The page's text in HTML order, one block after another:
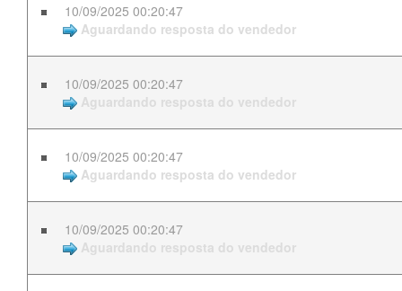
10/09/2025 00:20:47
Aguardando resposta do vendedor
10/09/2025 00:20:47
Aguardando resposta do vendedor
10/09/2025 00:20:47
Aguardando resposta do vendedor
10/09/2025 00:20:47
Aguardando resposta do vendedor